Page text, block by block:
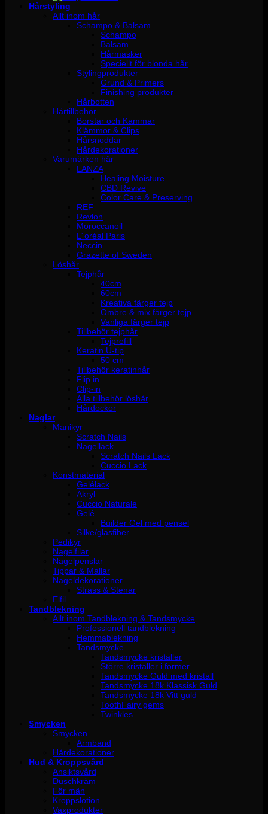
Hårstyling
Allt inom hår
Schampo & Balsam
Schampo
Balsam
Hårmasker
Speciellt för blonda hår
Stylingprodukter
Grund & Primers
Finishing produkter
Hårbotten
Hårtillbehör
Borstar och Kammar
Klämmor & Clips
Hårsnoddar
Hårdekorationer
Varumärken hår
LANZA
Healing Moisture
CBD Revive
Color Care & Preserving
REF
Revlon
Moroccanoil
L´oréal Paris
Neccin
Grazette of Sweden
Löshår
Tejphår
40cm
60cm
Kreativa färger tejp
Ombre & mix färger tejp
Vanliga färger tejp
Tillbehör tejphår
Tejprefill
Keratin U-tip
50 cm
Tillbehör keratinhår
Flip in
Clip-in
Alla tillbehör löshår
Hårdockor
Naglar
Manikyr
Scratch Nails
Nagellack
Scratch Nails Lack
Cuccio Lack
Konstmaterial
Gelélack
Akryl
Cuccio Naturale
Gelé
Builder Gel med pensel
Silke/glasfiber
Pedikyr
Nagelfilar
Nagelpenslar
Tippar & Mallar
Nageldekorationer
Strass & Stenar
Elfil
Tandblekning
Allt inom Tandblekning & Tandsmycke
Professionell tandblekning
Hemmablekning
Tandsmycke
Tandsmycke kristaller
Större kristaller i former
Tandsmycke Guld med kristall
Tandsmycke 18k Klassisk Guld
Tandsmycke 18k Vitt guld
ToothFairy gems
Twinkles
Smycken
Smycken
Armband
Hårdekorationer
Hud & Kroppsvård
Ansiktsvård
Duschkräm
För män
Kroppslotion
Vaxprodukter